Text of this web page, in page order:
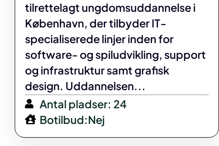
tilrettelagt ungdomsuddannelse i
København, der tilbyder IT-
specialiserede linjer inden for
software- og spiludvikling, support
og infrastruktur samt grafisk
design. Uddannelsen...
Antal pladser: 24
Botilbud:Nej